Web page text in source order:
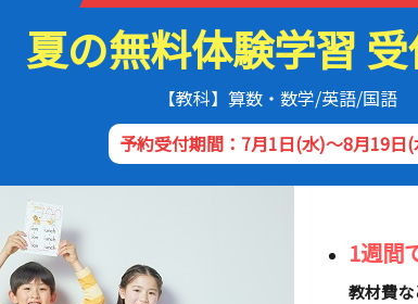
夏の無料体験学習 受
【教科】算数・数学/英語/国語
予約受付期間：7月1日(水)～8月19日(
1週間
教材費な